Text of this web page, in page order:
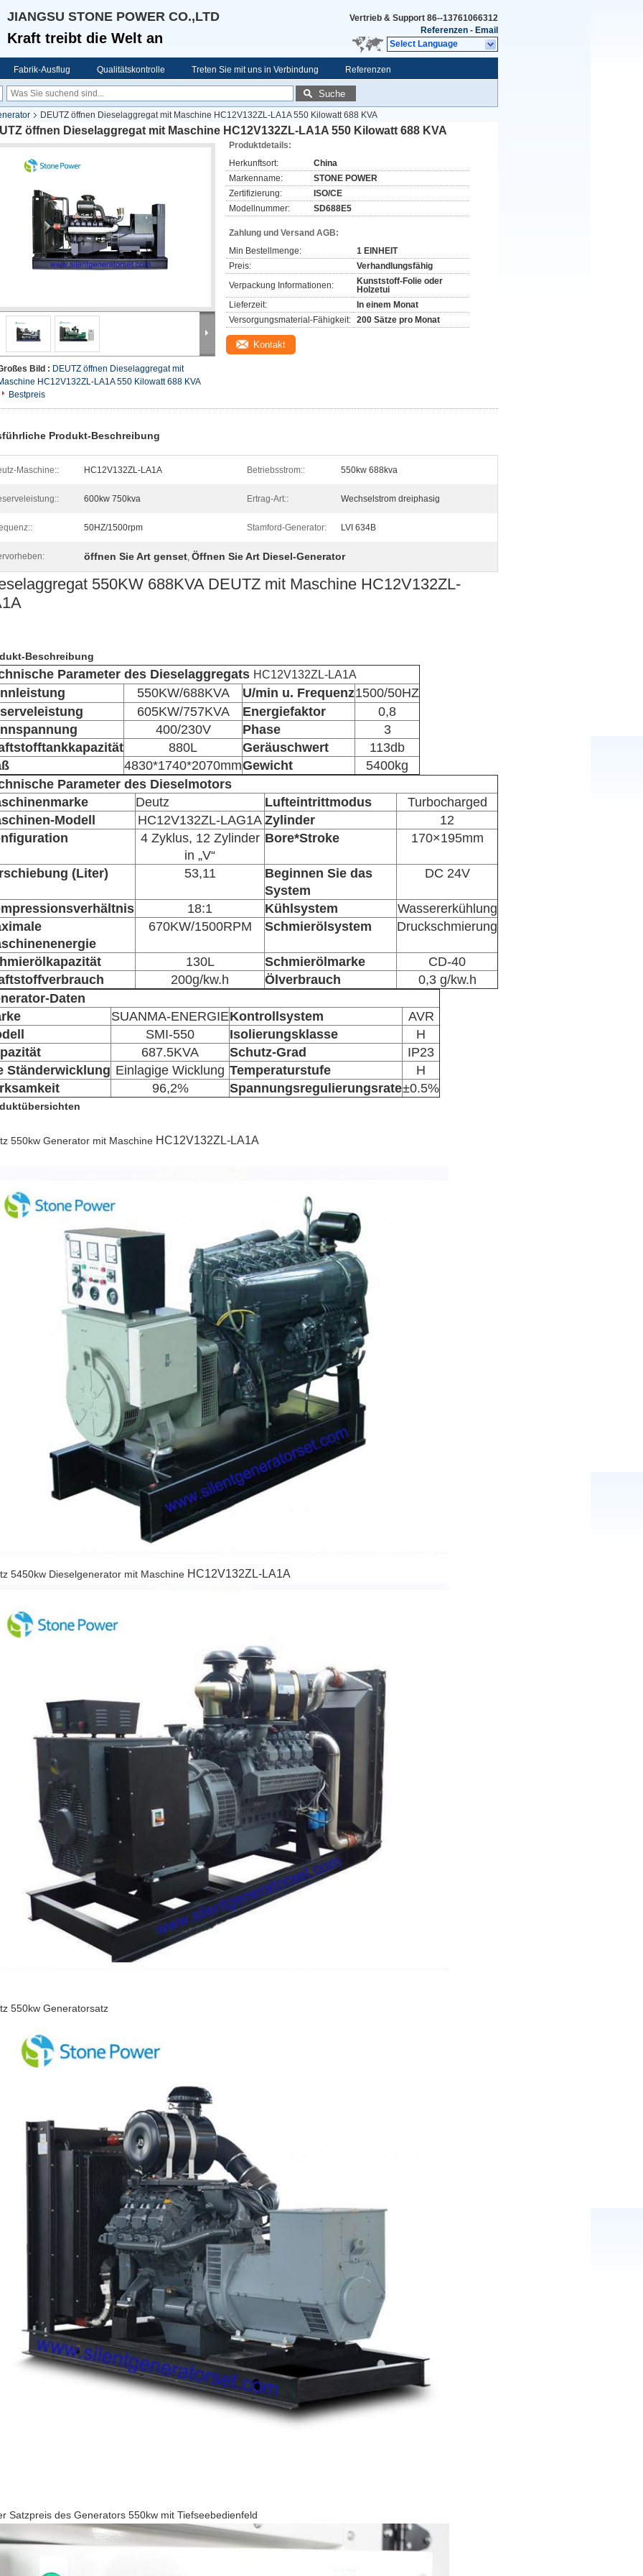
JIANGSU STONE POWER CO.,LTD
Kraft treibt die Welt an
Vertrieb & Support 86--13761066312
Referenzen - Email
Select Language
Fabrik-Ausflug Qualitätskontrolle Treten Sie mit uns in Verbindung Referenzen
Suche
DEUTZ öffnen Dieselaggregat mit Maschine HC12V132ZL-LA1A 550 Kilowatt 688 KVA
öffnen Dieselaggregat mit Maschine HC12V132ZL-LA1A 550 Kilowatt 688 KVA
Bild : DEUTZ öffnen Dieselaggregat mit
HC12V132ZL-LA1A 550 Kilowatt 688 KVA
Bestpreis
Produktdetails:
Herkunftsort:
China
Markenname:
STONE POWER
Zertifizierung:
ISO/CE
Modellnummer:
SD688E5
Zahlung und Versand AGB:
Min Bestellmenge:
1 EINHEIT
Preis:
Verhandlungsfähig
Verpackung Informationen:
Kunststoff-Folie oder
Holzetui
Lieferzeit:
In einem Monat
Versorgungsmaterial-Fähigkeit: 200 Sätze pro Monat
Kontakt
Produkt-Beschreibung
Maschine:: HC12V132ZL-LA1A Betriebsstrom:: 550kw 688kva
600kw 750kva Ertrag-Art:: Wechselstrom dreiphasig
50HZ/1500rpm Stamford-Generator: LVI 634B
öffnen Sie Art genset, Öffnen Sie Art Diesel-Generator
550KW 688KVA DEUTZ mit Maschine HC12V132ZL-
Beschreibung
Parameter des Dieselaggregats HC12V132ZL-LA1A
550KW/688KVA U/min u. Frequenz1500/50HZ
605KW/757KVA Energiefaktor
0,8
400/230V Phase
3
880L Geräuschwert
113db
4830*1740*2070mmGewicht
5400kg
Parameter des Dieselmotors
Deutz Lufteintrittmodus
Turbocharged
Modell
HC12V132ZL-LAG1A Zylinder
12
4 Zyklus, 12 Zylinder
in „V“
Bore*Stroke 170×195mm
(Liter) 53,11
Beginnen Sie das
System
DC 24V
18:1 Kühlsystem
Wassererkühlung
670KW/1500RPM Schmierölsystem Druckschmierung
130L Schmierölmarke
CD-40
200g/kw.h Ölverbrauch
0,3 g/kw.h
Daten
SUANMA-ENERGIEKontrollsystem
AVR
SMI-550 Isolierungsklasse
H
687.5KVA Schutz-Grad
IP23
Ständerwicklung Einlagige Wicklung Temperaturstufe
H
96,2% Spannungsregulierungsrate±0.5%
550kw Generator mit Maschine HC12V132ZL-LA1A
5450kw Dieselgenerator mit Maschine HC12V132ZL-LA1A
550kw Generatorsatz
Satzpreis des Generators 550kw mit Tiefseebedienfeld